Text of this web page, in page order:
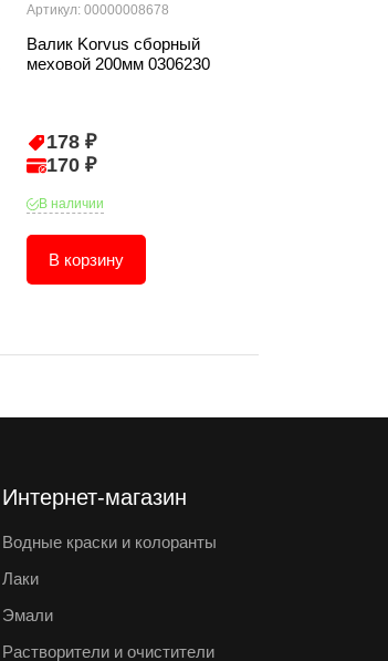
Артикул: 00000008678
Валик Korvus сборный
меховой 200мм 0306230
178 ₽
170 ₽
В наличии
В корзину
Интернет-магазин
Водные краски и колоранты
Лаки
Эмали
Растворители и очистители